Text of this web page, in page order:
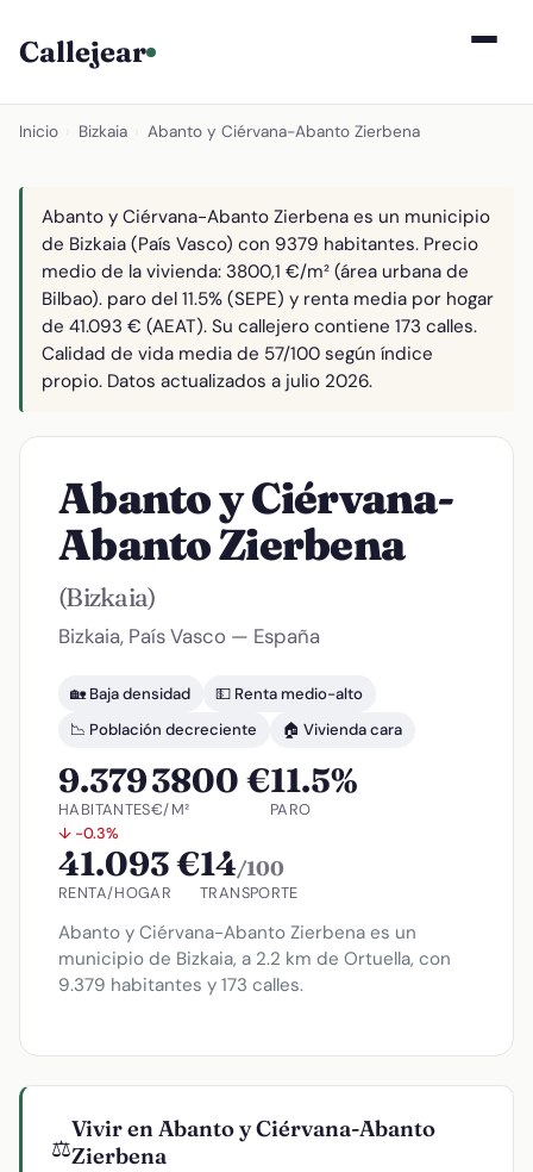
Callejear
Inicio Bizkaia Abanto y Ciérvana-Abanto Zierbena
Abanto y Ciérvana-Abanto Zierbena es un municipio
de Bizkaia (País Vasco) con 9379 habitantes. Precio
medio de la vivienda: 3800,1 €/m² (área urbana de
Bilbao). paro del 11.5% (SEPE) y renta media por hogar
de 41.093 € (AEAT). Su callejero contiene 173 calles.
Calidad de vida media de 57/100 según índice
propio. Datos actualizados a julio 2026.
Abanto y Ciérvana-
Abanto Zierbena
(Bizkaia)
Bizkaia, País Vasco — España
🏡 Baja densidad
💵 Renta medio-alto
📉 Población decreciente
🏠 Vivienda cara
9.379
HABITANTES
↓ -0.3%
3800 €
€/M²
11.5%
PARO
41.093 €
RENTA/HOGAR
14/100
TRANSPORTE
Abanto y Ciérvana-Abanto Zierbena es un
municipio de Bizkaia, a 2.2 km de Ortuella, con
9.379 habitantes y 173 calles.
⚖️
Vivir en Abanto y Ciérvana-Abanto
Zierbena